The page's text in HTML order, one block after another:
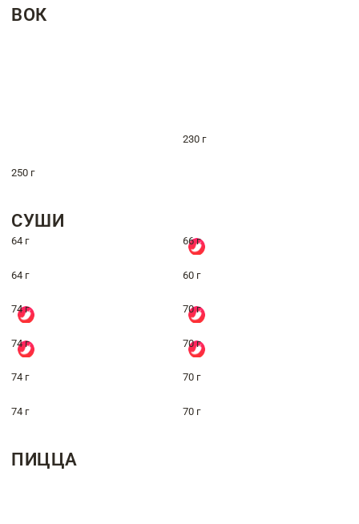
ВОК
230 г
250 г
СУШИ
64 г 66 г
64 г 60 г
74 г 70 г
74 г 70 г
74 г 70 г
74 г 70 г
ПИЦЦА